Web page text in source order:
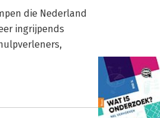
die Nederland
ingrijpends